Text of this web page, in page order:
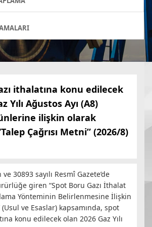
ithalatına konu edilecek
Yılı Ağustos Ayı (A8)
ilişkin olarak
Çağrısı Metni” (2026/8)
30893 sayılı Resmî Gazete’de
giren “Spot Boru Gazı İthalat
Yönteminin Belirlenmesine İlişkin
(Usul ve Esaslar) kapsamında, spot
konu edilecek olan 2026 Gaz Yılı